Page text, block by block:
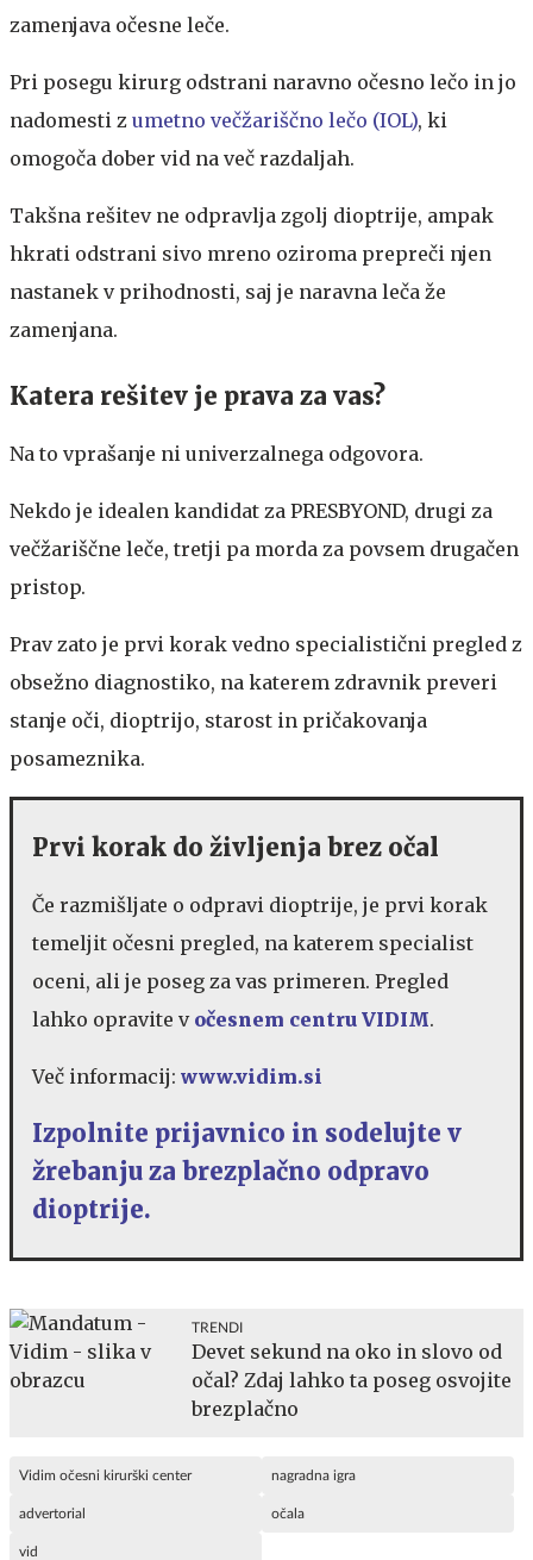
zamenjava očesne leče.
Pri posegu kirurg odstrani naravno očesno lečo in jo
nadomesti z umetno večžariščno lečo (IOL), ki
omogoča dober vid na več razdaljah.
Takšna rešitev ne odpravlja zgolj dioptrije, ampak
hkrati odstrani sivo mreno oziroma prepreči njen
nastanek v prihodnosti, saj je naravna leča že
zamenjana.
Katera rešitev je prava za vas?
Na to vprašanje ni univerzalnega odgovora.
Nekdo je idealen kandidat za PRESBYOND, drugi za
večžariščne leče, tretji pa morda za povsem drugačen
pristop.
Prav zato je prvi korak vedno specialistični pregled z
obsežno diagnostiko, na katerem zdravnik preveri
stanje oči, dioptrijo, starost in pričakovanja
posameznika.
Prvi korak do življenja brez očal
Če razmišljate o odpravi dioptrije, je prvi korak
temeljit očesni pregled, na katerem specialist
oceni, ali je poseg za vas primeren. Pregled
lahko opravite v očesnem centru VIDIM.
Več informacij: www.vidim.si
Izpolnite prijavnico in sodelujte v
žrebanju za brezplačno odpravo
dioptrije.
TRENDI
Devet sekund na oko in slovo od
očal? Zdaj lahko ta poseg osvojite
brezplačno
Vidim očesni kirurški center nagradna igra
advertorial očala
vid